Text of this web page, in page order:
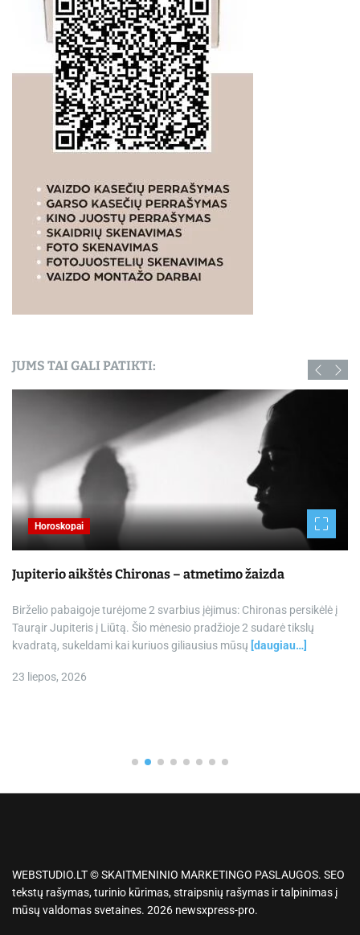
JUMS TAI GALI PATIKTI:
Horoskopai
Jupiterio aikštės Chironas – atmetimo žaizda
Birželio pabaigoje turėjome 2 svarbius įėjimus: Chironas persikėlė į
Taurąir Jupiteris į Liūtą. Šio mėnesio pradžioje 2 sudarė tikslų
kvadratą, sukeldami kai kuriuos giliausius mūsų [daugiau…]
23 liepos, 2026
WEBSTUDIO.LT © SKAITMENINIO MARKETINGO PASLAUGOS. SEO
tekstų rašymas, turinio kūrimas, straipsnių rašymas ir talpinimas į
mūsų valdomas svetaines. 2026 newsxpress-pro.